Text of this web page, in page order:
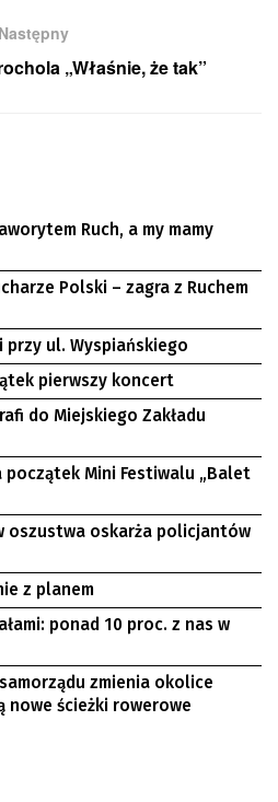
Następny
„Właśnie, że tak”
Ruch, a my mamy
Polski – zagra z Ruchem
przy ul. Wyspiańskiego
pierwszy koncert
do Miejskiego Zakładu
początek Mini Festiwalu „Balet
oszustwa oskarża policjantów
z planem
ponad 10 proc. z nas w
zmienia okolice
nowe ścieżki rowerowe